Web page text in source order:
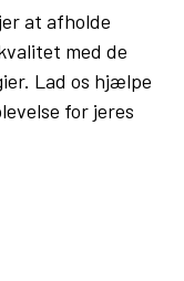
at afholde
med de
Lad os hjælpe
for jeres